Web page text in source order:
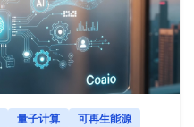
量子计算 可再生能源